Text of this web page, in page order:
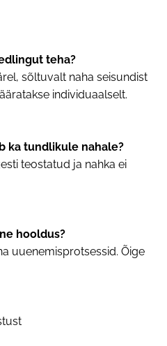
teha?
sõltuvalt naha seisundist
individuaalselt.
ka tundlikule nahale?
teostatud ja nahka ei
hooldus?
uuenemisprotsessid. Õige